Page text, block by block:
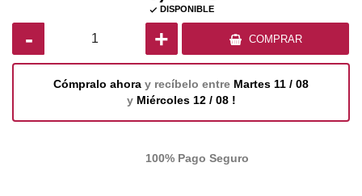
 DISPONIBLE
- + COMPRAR
Cómpralo ahora y recíbelo entre Martes 11 / 08
y Miércoles 12 / 08 !
100% Pago Seguro